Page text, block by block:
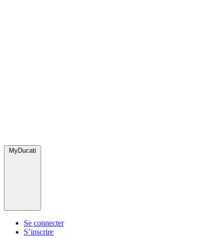
MyDucati
Se connecter
S’inscrire